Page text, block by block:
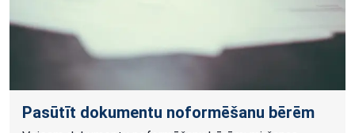
Pasūtīt dokumentu noformēšanu bērēm